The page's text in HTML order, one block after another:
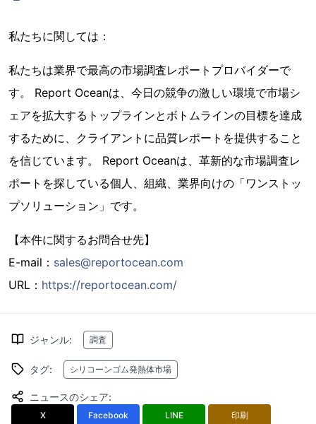
私たちに関しては：
私たちは業界で最高の市場調査レポートプロバイダーで
す。 Report Oceanは、今日の競争の激しい環境で市場シ
ェアを拡大するトップラインとボトムラインの目標を達成
するために、クライアントに品質レポートを提供すること
を信じています。 Report Oceanは、革新的な市場調査レ
ポートを探している個人、組織、業界向けの「ワンストッ
プソリューション」です。
【本件に関するお問合せ先】
E-mail： sales@reportocean.com
URL： https://reportocean.com/
ジャンル: 調査
タグ: シリコーンゴム発熱体市場
ニュースのシェア:
X Facebook LINE 印刷